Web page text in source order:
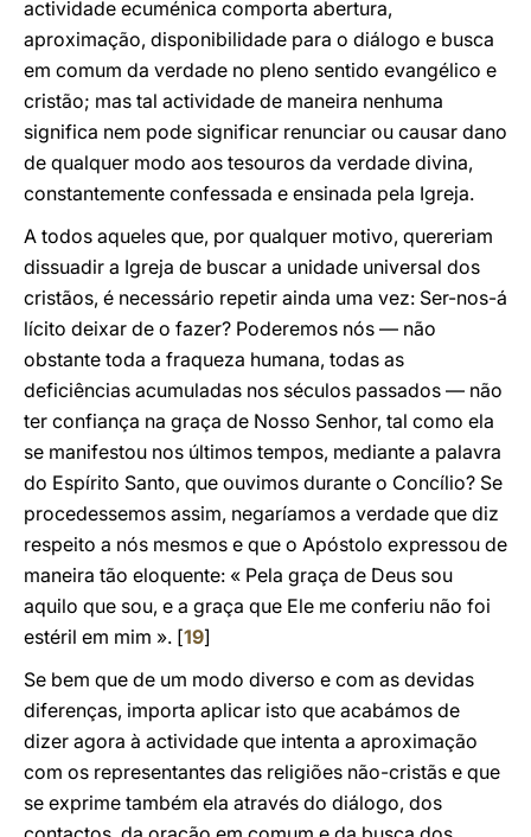
actividade ecuménica comporta abertura,
aproximação, disponibilidade para o diálogo e busca
em comum da verdade no pleno sentido evangélico e
cristão; mas tal actividade de maneira nenhuma
significa nem pode significar renunciar ou causar dano
de qualquer modo aos tesouros da verdade divina,
constantemente confessada e ensinada pela Igreja.
A todos aqueles que, por qualquer motivo, quereriam
dissuadir a Igreja de buscar a unidade universal dos
cristãos, é necessário repetir ainda uma vez: Ser-nos-á
lícito deixar de o fazer? Poderemos nós — não
obstante toda a fraqueza humana, todas as
deficiências acumuladas nos séculos passados — não
ter confiança na graça de Nosso Senhor, tal como ela
se manifestou nos últimos tempos, mediante a palavra
do Espírito Santo, que ouvimos durante o Concílio? Se
procedessemos assim, negaríamos a verdade que diz
respeito a nós mesmos e que o Apóstolo expressou de
maneira tão eloquente: « Pela graça de Deus sou
aquilo que sou, e a graça que Ele me conferiu não foi
estéril em mim ». [19]
Se bem que de um modo diverso e com as devidas
diferenças, importa aplicar isto que acabámos de
dizer agora à actividade que intenta a aproximação
com os representantes das religiões não-cristãs e que
se exprime também ela através do diálogo, dos